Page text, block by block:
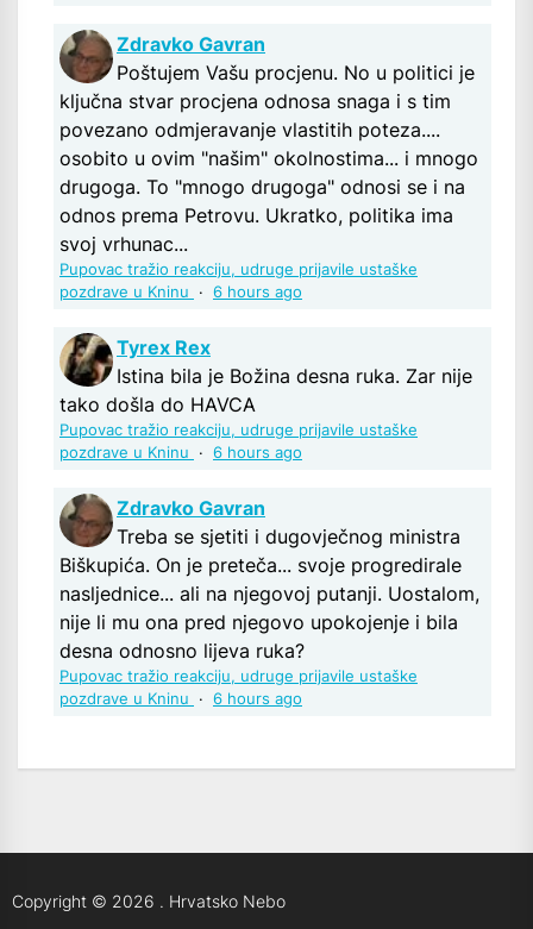
Zdravko Gavran
Poštujem Vašu procjenu. No u politici je
ključna stvar procjena odnosa snaga i s tim
povezano odmjeravanje vlastitih poteza....
osobito u ovim "našim" okolnostima... i mnogo
drugoga. To "mnogo drugoga" odnosi se i na
odnos prema Petrovu. Ukratko, politika ima
svoj vrhunac...
Pupovac tražio reakciju, udruge prijavile ustaške
pozdrave u Kninu
· 6 hours ago
Tyrex Rex
Istina bila je Božina desna ruka. Zar nije
tako došla do HAVCA
Pupovac tražio reakciju, udruge prijavile ustaške
pozdrave u Kninu
· 6 hours ago
Zdravko Gavran
Treba se sjetiti i dugovječnog ministra
Biškupića. On je preteča... svoje progredirale
nasljednice... ali na njegovoj putanji. Uostalom,
nije li mu ona pred njegovo upokojenje i bila
desna odnosno lijeva ruka?
Pupovac tražio reakciju, udruge prijavile ustaške
pozdrave u Kninu
· 6 hours ago
Copyright © 2026 . Hrvatsko Nebo